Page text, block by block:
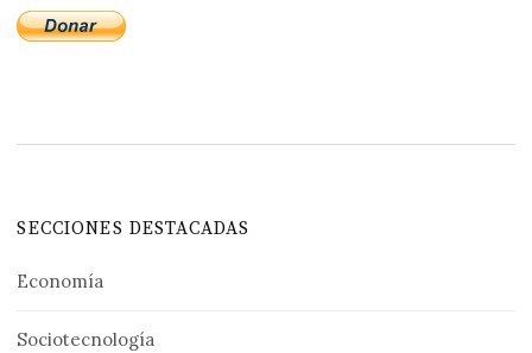
SECCIONES DESTACADAS
Economía
Sociotecnología